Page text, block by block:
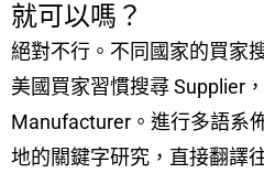
就可以嗎？
絕對不行。不同國家的買家
美國買家習慣搜尋 Supplier
Manufacturer。進行多語系
地的關鍵字研究，直接翻譯